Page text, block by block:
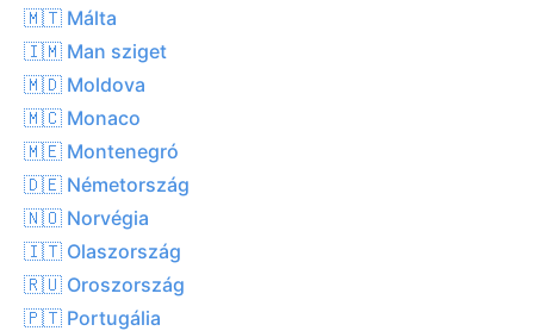
🇲🇹 Málta
🇮🇲 Man sziget
🇲🇩 Moldova
🇲🇨 Monaco
🇲🇪 Montenegró
🇩🇪 Németország
🇳🇴 Norvégia
🇮🇹 Olaszország
🇷🇺 Oroszország
🇵🇹 Portugália